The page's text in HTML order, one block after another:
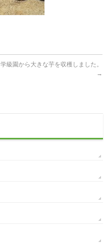
学級園から大きな芋を収穫しました。
→